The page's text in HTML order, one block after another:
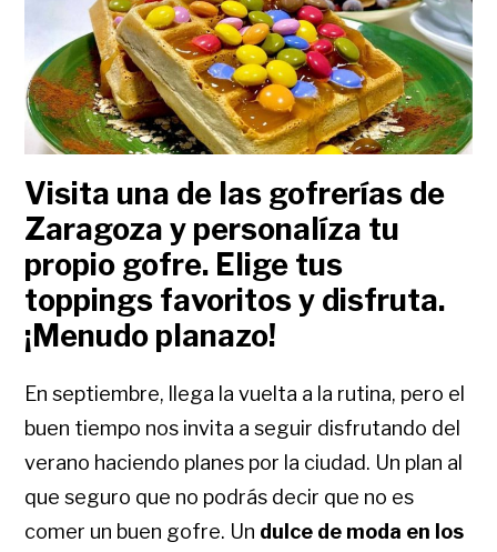
Visita una de las gofrerías de
Zaragoza y personalíza tu
propio gofre. Elige tus
toppings favoritos y disfruta.
¡Menudo planazo!
En septiembre, llega la vuelta a la rutina, pero el
buen tiempo nos invita a seguir disfrutando del
verano haciendo planes por la ciudad. Un plan al
que seguro que no podrás decir que no es
comer un buen gofre. Un dulce de moda en los